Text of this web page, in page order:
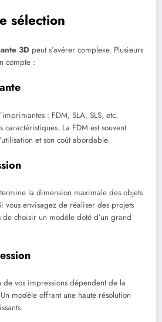
sélection
3D peut s’avérer complexe. Plusieurs
compte :
: FDM, SLA, SLS, etc.
caractéristiques. La FDM est souvent
et son coût abordable.
la dimension maximale des objets
vous envisagez de réaliser des projets
de choisir un modèle doté d’un grand
vos impressions dépendent de la
modèle offrant une haute résolution